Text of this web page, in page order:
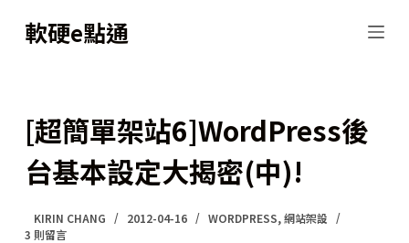
跳
內
容
軟硬e點通
[超簡單架站6]WordPress後
台基本設定大揭密(中)!
KIRIN CHANG 2012-04-16 WORDPRESS,網站架設
3 則留言